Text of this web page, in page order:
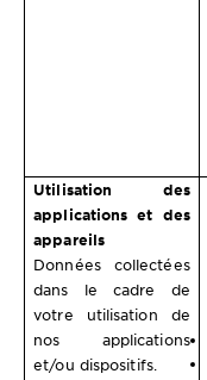
Utilisation des
applications et des
appareils
Données collectées
dans le cadre de
votre utilisation de
nos applications
et/ou dispositifs.